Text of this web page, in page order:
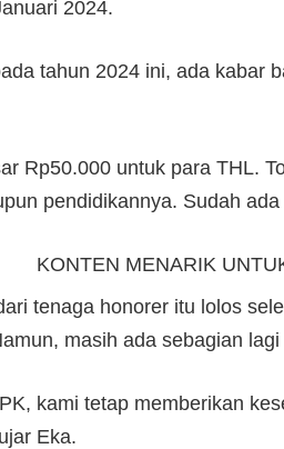
2024.
tahun 2024 ini, ada kabar
Rp50.000 untuk para THL.
pendidikannya. Sudah ada
KONTEN MENARIK
tenaga honorer itu lolos
masih ada sebagian
kami tetap memberikan
Eka.